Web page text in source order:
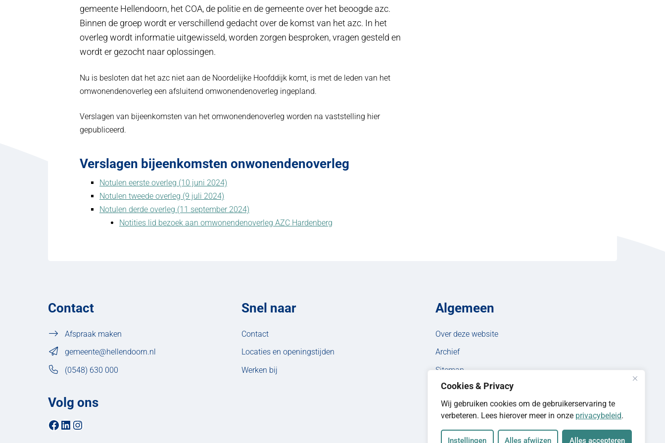
Cookies & Privacy
Wij gebruiken cookies om de gebruikerservaring te
verbeteren. Lees hierover meer in onze privacybeleid.
Instellingen Alles afwijzen Alles accepteren
gemeente Hellendoorn, het COA, de politie en de gemeente over het beoogde azc.
Binnen de groep wordt er verschillend gedacht over de komst van het azc. In het
overleg wordt informatie uitgewisseld, worden zorgen besproken, vragen gesteld en
wordt er gezocht naar oplossingen.
Nu is besloten dat het azc niet aan de Noordelijke Hoofddijk komt, is met de leden van het
omwonendenoverleg een afsluitend omwonendenoverleg ingepland.
Verslagen van bijeenkomsten van het omwonendenoverleg worden na vaststelling hier
gepubliceerd.
Verslagen bijeenkomsten onwonendenoverleg
Notulen eerste overleg (10 juni 2024)
Notulen tweede overleg (9 juli 2024)
Notulen derde overleg (11 september 2024)
Notities lid bezoek aan omwonendenoverleg AZC Hardenberg
Contact
Afspraak maken
gemeente@hellendoorn.nl
(0548) 630 000
Snel naar
Contact
Locaties en openingstijden
Werken bij
Algemeen
Over deze website
Archief
Sitemap
Volg ons
Facebookpagina van de gemeente Hellendoorn
LinkedIn-pagina van de gemeente Hellendoorn
Instagrampagina van de gemeente Hellendoorn